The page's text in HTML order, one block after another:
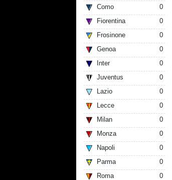
Como
0
Fiorentina
0
Frosinone
0
Genoa
0
Inter
0
Juventus
0
Lazio
0
Lecce
0
Milan
0
Monza
0
Napoli
0
Parma
0
Roma
0